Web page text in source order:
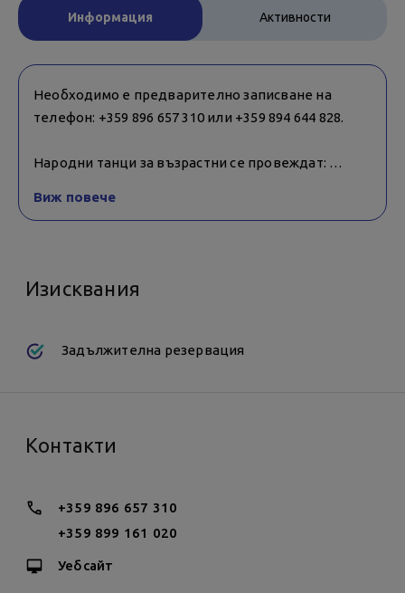
Информация Активности
Необходимо е предварително записване на
телефон: +359 896 657 310 или +359 894 644 828.
Народни танци за възрастни се провеждат:
петък - 18:30 ч. - 19:30 ч. - средно напреднали
Виж повече
Изисквания
Задължителна резервация
Контакти
+359 896 657 310
+359 899 161 020
Уебсайт